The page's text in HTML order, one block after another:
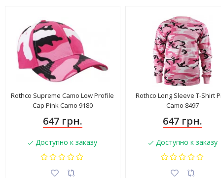
Rothco Supreme Camo Low Profile
Cap Pink Camo 9180
647 грн.
Доступно к заказу
Rothco Long Sleeve T-Shirt
Camo 8497
647 грн.
Доступно к заказу